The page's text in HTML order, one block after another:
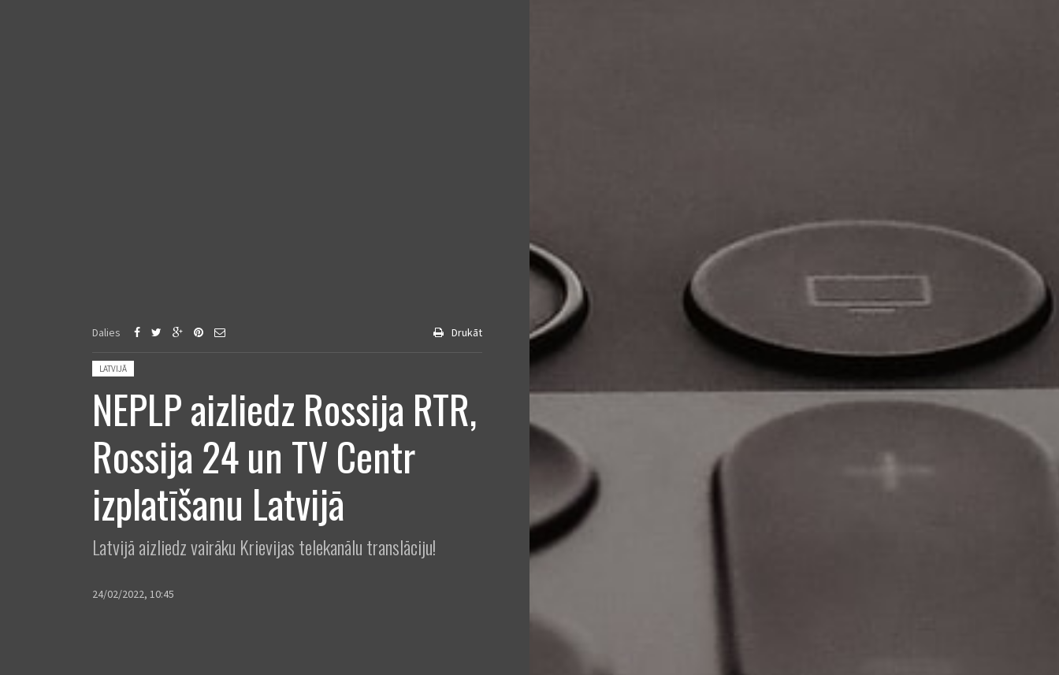
Dalies Drukāt
Posted in:
LATVIJĀ
NEPLP aizliedz Rossija RTR,
Rossija 24 un TV Centr
izplatīšanu Latvijā
Latvijā aizliedz vairāku Krievijas telekanālu translāciju!
24/02/2022, 10:45